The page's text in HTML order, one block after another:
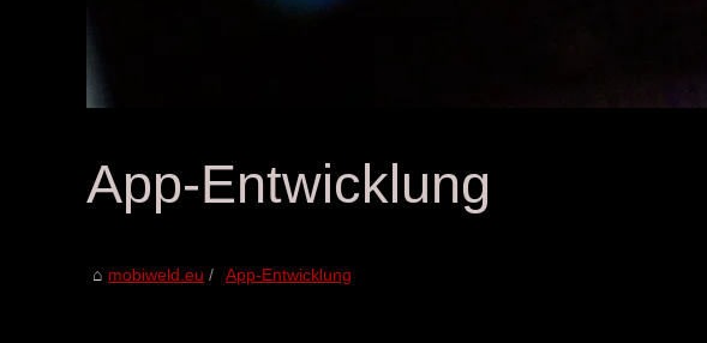
App-Entwicklung
mobiweld.eu App-Entwicklung